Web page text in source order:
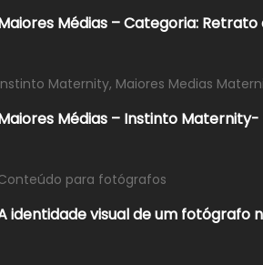
Médias – Categoria: Retrato
Maternity, Maiores Medias
Médias – Instinto Maternity-
para fotógrafos
identidade visual de um fotógrafo